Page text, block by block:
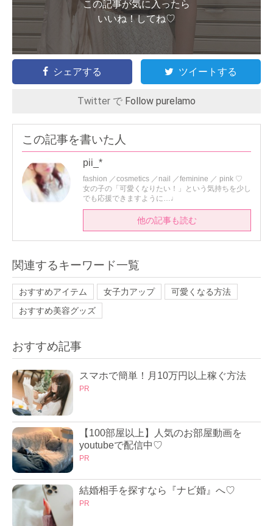
この記事が気に入ったら
いいね！してね♡
シェアする ツイートする
Twitter で Follow purelamo
この記事を書いた人
pii_*
fashion ／cosmetics ／nail ／feminine ／ pink ♡
女の子の「可愛くなりたい！」という気持ちを少し
でも応援できますように…♩
他の記事も読む
関連するキーワード一覧
おすすめアイテム 女子力アップ
可愛くなる方法
おすすめ美容グッズ
おすすめ記事
スマホで簡単！月10万円以上稼ぐ方法
PR
【100部屋以上】人気のお部屋動画を
youtubeで配信中♡
PR
結婚相手を探すなら『ナビ婚』へ♡
PR